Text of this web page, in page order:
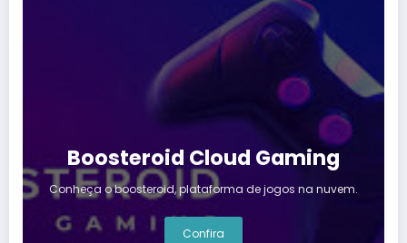
Boosteroid Cloud Gaming
Conheça o boosteroid, plataforma de jogos na nuvem.
Confira